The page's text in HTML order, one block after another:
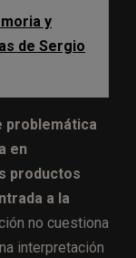
y
de Sergio
problemática
en
productos
a la
no cuestiona
interpretación